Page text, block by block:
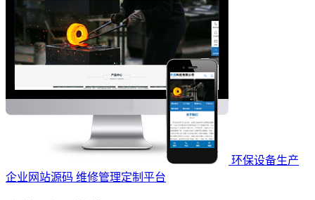
环保设备生产
企业网站源码 维修管理定制平台